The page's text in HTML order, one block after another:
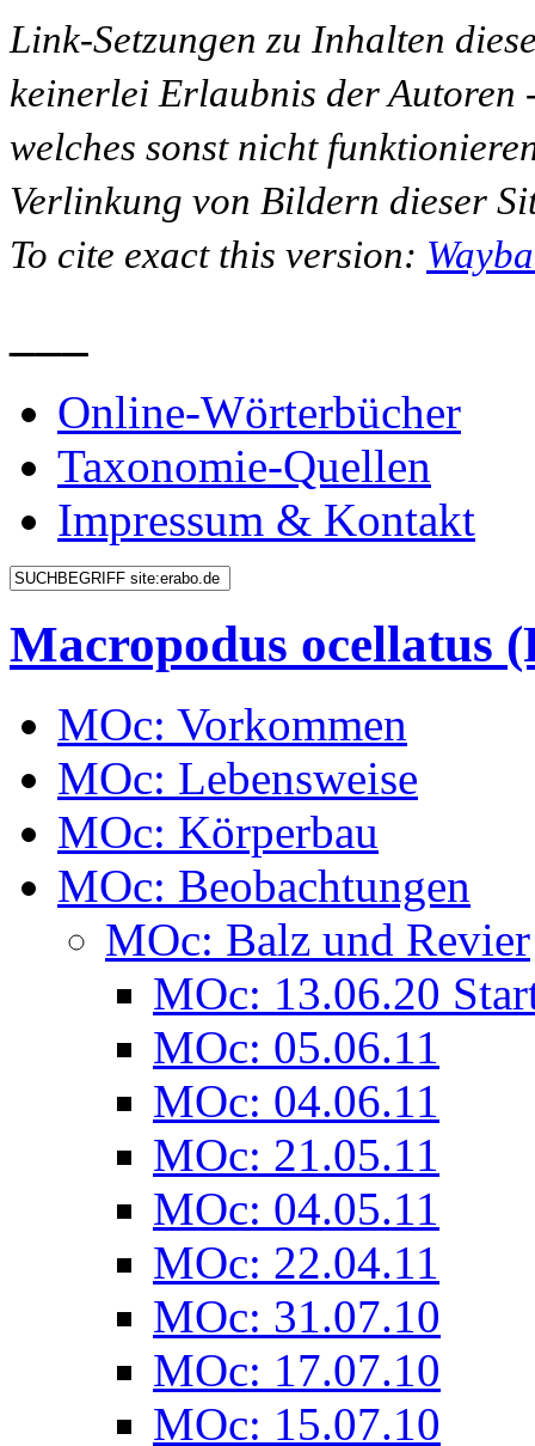
Link-Setzungen zu Inhalten
keinerlei Erlaubnis der Autoren
welches sonst nicht
Verlinkung von Bildern dieser
To cite exact this version:
Online-Wörterbücher
Taxonomie-Quellen
Impressum & Kontakt
Macropodus ocellatus
MOc: Vorkommen
MOc: Lebensweise
MOc: Körperbau
MOc: Beobachtungen
MOc: Balz und Revier
MOc: 13.06.20
MOc: 05.06.11
MOc: 04.06.11
MOc: 21.05.11
MOc: 04.05.11
MOc: 22.04.11
MOc: 31.07.10
MOc: 17.07.10
MOc: 15.07.10